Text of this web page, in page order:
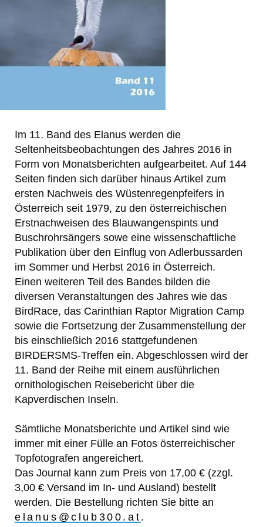
Im 11. Band des Elanus werden die
Seltenheitsbeobachtungen des Jahres 2016 in
Form von Monatsberichten aufgearbeitet. Auf 144
Seiten finden sich darüber hinaus Artikel zum
ersten Nachweis des Wüstenregenpfeifers in
Österreich seit 1979, zu den österreichischen
Erstnachweisen des Blauwangenspints und
Buschrohrsängers sowe eine wissenschaftliche
Publikation über den Einflug von Adlerbussarden
im Sommer und Herbst 2016 in Österreich.
Einen weiteren Teil des Bandes bilden die
diversen Veranstaltungen des Jahres wie das
BirdRace, das Carinthian Raptor Migration Camp
sowie die Fortsetzung der Zusammenstellung der
bis einschließich 2016 stattgefundenen
BIRDERSMS-Treffen ein. Abgeschlossen wird der
11. Band der Reihe mit einem ausführlichen
ornithologischen Reisebericht über die
Kapverdischen Inseln.
Sämtliche Monatsberichte und Artikel sind wie
immer mit einer Fülle an Fotos österreichischer
Topfotografen angereichert.
Das Journal kann zum Preis von 17,00 € (zzgl.
3,00 € Versand im In- und Ausland) bestellt
werden. Die Bestellung richten Sie bitte an
elanus@club300.at .